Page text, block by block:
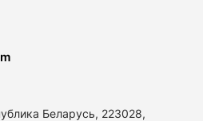
Беларусь, 223028,